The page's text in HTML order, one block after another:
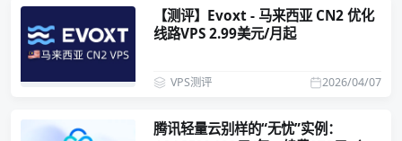
【测评】Evoxt - 马来西亚 CN2 优化
线路VPS 2.99美元/月起
2026/04/07
VPS测评
腾讯轻量云别样的“无忧”实例：